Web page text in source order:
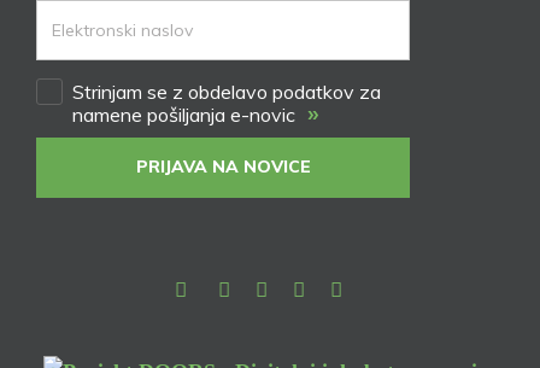
Strinjam se z obdelavo podatkov za
namene pošiljanja e-novic »
PRIJAVA NA NOVICE
FacebookInstagramYoutubePinterestTikTok